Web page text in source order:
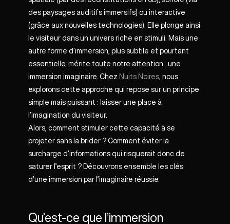
des paysages auditifs immersifs) ou interactive
(grâce aux nouvelles technologies). Elle plonge ainsi
le visiteur dans un univers riche en stimuli. Mais une
autre forme d’immersion, plus subtile et pourtant
essentielle, mérite toute notre attention : une
immersion imaginaire. Chez Nuits Noires, nous
explorons cette approche qui repose sur un principe
simple mais puissant : laisser une place à
l’imagination du visiteur.
Alors, comment stimuler cette capacité à se
projeter sans la brider ? Comment éviter la
surcharge d’informations qui risquerait donc de
saturer l’esprit ? Découvrons ensemble les clés
d’une immersion par l’imaginaire réussie.
Qu’est-ce que l’immersion